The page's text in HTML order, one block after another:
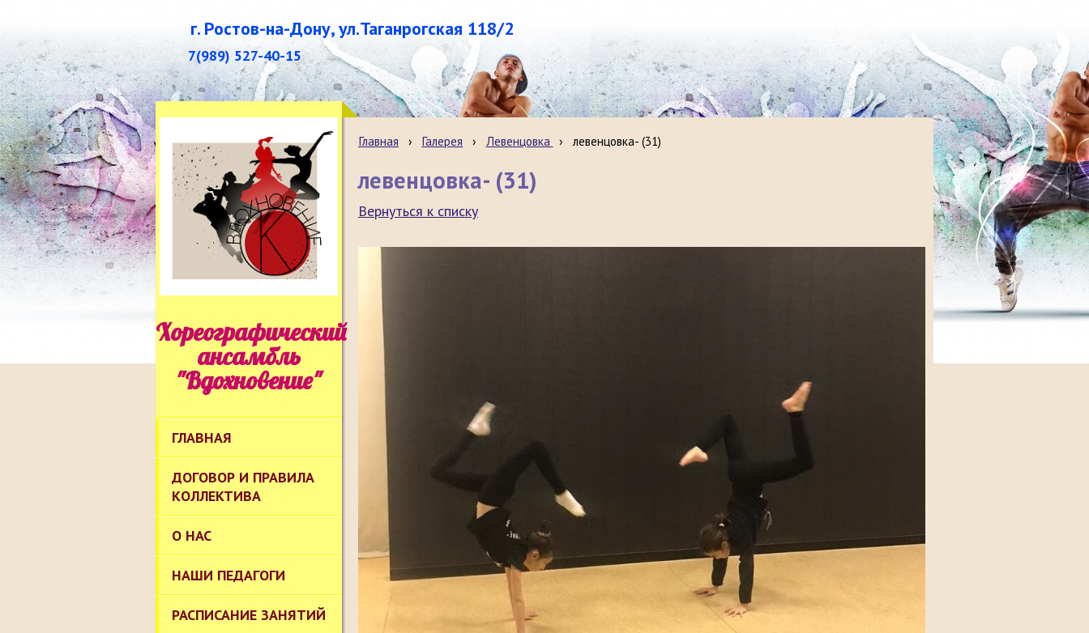
г. Ростов-на-Дону, ул.Таганрогская 118/2
7(989) 527-40-15
Хореографический
ансамбль
"Вдохновение"
ГЛАВНАЯ
ДОГОВОР И ПРАВИЛА
КОЛЛЕКТИВА
О НАС
НАШИ ПЕДАГОГИ
РАСПИСАНИЕ ЗАНЯТИЙ
Главная › Галерея › Левенцовка › левенцовка- (31)
левенцовка- (31)
Вернуться к списку